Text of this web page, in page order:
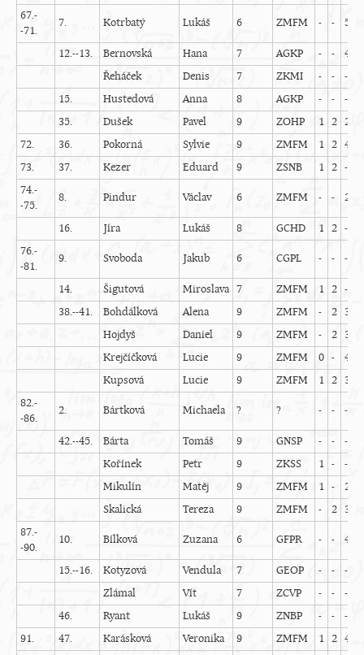
67.-
-71.
7. Kotrbatý Lukáš 6 ZMFM - - 5
12.--13. Bernovská Hana 7 AGKP - - 4
Řeháček
Denis 7 ZKMI - - -
15.
Hustedová Anna 8 AGKP - - -
35.
Dušek Pavel 9 ZOHP 1 2 2
72.
36. Pokorná Sylvie 9 ZMFM 1 2 4
73.
37. Kezer Eduard 9 ZSNB 1 2 -
74.-
-75.
8. Pindur Václav 6 ZMFM - - 2
16. Jíra Lukáš 8 GCHD 1 2 -
76.-
-81.
9. Svoboda Jakub 6 CGPL - - -
14. Šigutová Miroslava 7 ZMFM 1 2 -
38.--41.
Bohdálková Alena 9 ZMFM - 2 3
Hojdyš
Daniel 9 ZMFM - 2 3
Krejčíčková
Lucie 9 ZMFM 0 - 4
Kupsová
Lucie 9 ZMFM 1 2 3
82.-
-86.
2. Bártková Michaela ? ? - - -
42.--45. Bárta Tomáš 9 GNSP - - -
Kořínek
Petr 9 ZKSS 1 - -
Mikulín
Matěj 9 ZMFM 1 - 2
Skalická
Tereza 9 ZMFM - 2 3
87.-
-90.
10. Bílková Zuzana 6 GFPR - - 4
15.--16. Kotyzová Vendula 7 GEOP - - -
Zlámal
Vít 7 ZCVP - - -
46.
Ryant Lukáš 9 ZNBP - - -
91.
47. Karásková Veronika 9 ZMFM 1 2 4